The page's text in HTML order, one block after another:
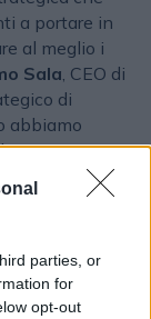
parties, or
for
opt-out
a portare in
al meglio i
Sala, CEO di
di
abbiamo
garantire
con i
ci
a supporto
Marco Livio